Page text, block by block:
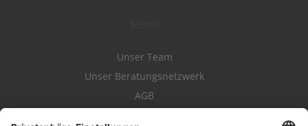
Unser Team
Unser Beratungsnetzwerk
AGB